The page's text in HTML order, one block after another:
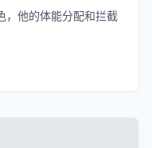
，他的体能分配和拦截